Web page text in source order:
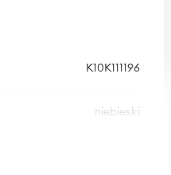
K10K111196
niebieski